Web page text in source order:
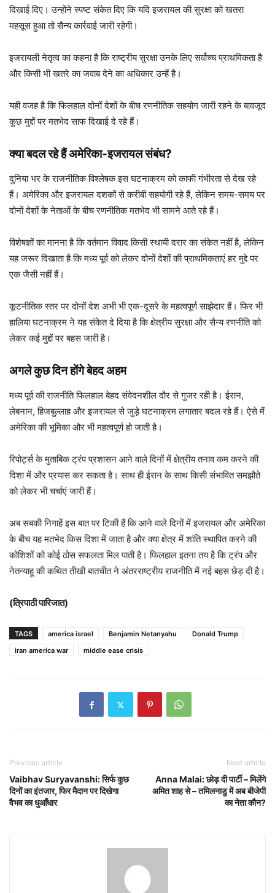
दिखाई दिए। उन्होंने स्पष्ट संकेत दिए कि यदि इजरायल की सुरक्षा को खतरा
महसूस हुआ तो सैन्य कार्रवाई जारी रहेगी।
इजरायली नेतृत्व का कहना है कि राष्ट्रीय सुरक्षा उनके लिए सर्वोच्च प्राथमिकता है
और किसी भी खतरे का जवाब देने का अधिकार उन्हें है।
यही वजह है कि फिलहाल दोनों देशों के बीच रणनीतिक सहयोग जारी रहने के बावजूद
कुछ मुद्दों पर मतभेद साफ दिखाई दे रहे हैं।
क्या बदल रहे हैं अमेरिका-इजरायल संबंध?
दुनिया भर के राजनीतिक विश्लेषक इस घटनाक्रम को काफी गंभीरता से देख रहे
हैं। अमेरिका और इजरायल दशकों से करीबी सहयोगी रहे हैं, लेकिन समय-समय पर
दोनों देशों के नेताओं के बीच रणनीतिक मतभेद भी सामने आते रहे हैं।
विशेषज्ञों का मानना है कि वर्तमान विवाद किसी स्थायी दरार का संकेत नहीं है, लेकिन
यह जरूर दिखाता है कि मध्य पूर्व को लेकर दोनों देशों की प्राथमिकताएं हर मुद्दे पर
एक जैसी नहीं हैं।
कूटनीतिक स्तर पर दोनों देश अभी भी एक-दूसरे के महत्वपूर्ण साझेदार हैं। फिर भी
हालिया घटनाक्रम ने यह संकेत दे दिया है कि क्षेत्रीय सुरक्षा और सैन्य रणनीति को
लेकर कई मुद्दों पर बहस जारी है।
अगले कुछ दिन होंगे बेहद अहम
मध्य पूर्व की राजनीति फिलहाल बेहद संवेदनशील दौर से गुजर रही है। ईरान,
लेबनान, हिजबुल्लाह और इजरायल से जुड़े घटनाक्रम लगातार बदल रहे हैं। ऐसे में
अमेरिका की भूमिका और भी महत्वपूर्ण हो जाती है।
रिपोर्ट्स के मुताबिक ट्रंप प्रशासन आने वाले दिनों में क्षेत्रीय तनाव कम करने की
दिशा में और प्रयास कर सकता है। साथ ही ईरान के साथ किसी संभावित समझौते
को लेकर भी चर्चाएं जारी हैं।
अब सबकी निगाहें इस बात पर टिकी हैं कि आने वाले दिनों में इजरायल और अमेरिका
के बीच यह मतभेद किस दिशा में जाता है और क्या क्षेत्र में शांति स्थापित करने की
कोशिशों को कोई ठोस सफलता मिल पाती है। फिलहाल इतना तय है कि ट्रंप और
नेतन्याहू की कथित तीखी बातचीत ने अंतरराष्ट्रीय राजनीति में नई बहस छेड़ दी है।
(त्रिपाठी पारिजात)
TAGS america israel Benjamin Netanyahu
Donald Trump
iran america war
middle ease crisis
Previous article
Vaibhav Suryavanshi: सिर्फ कुछ
दिनों का इंतजार, फिर मैदान पर दिखेगा
वैभव का धुआँधार
Next article
Anna Malai: छोड़ दी पार्टी – मिलेंगे
अमित शाह से – तमिलनाडु में अब बीजेपी
का नेता कौन?